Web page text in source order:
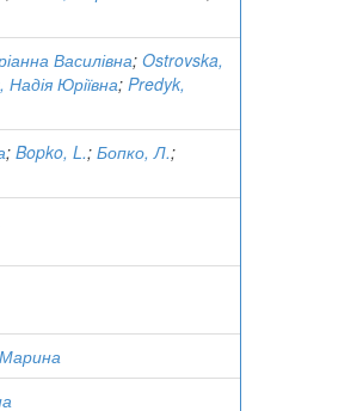
Василівна; Ostrovska,
Юріївна; Predyk,
; Bopko, L.; Бопко, Л.;